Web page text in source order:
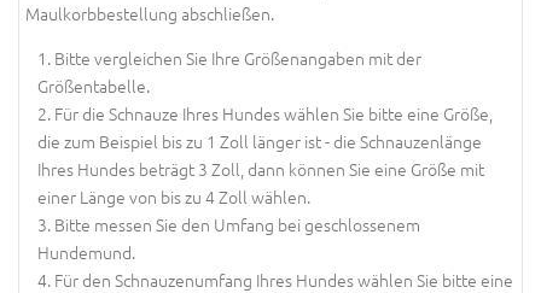
Maulkorbbestellung abschließen.
Bitte vergleichen Sie Ihre Größenangaben mit der
Größentabelle.
Für die Schnauze Ihres Hundes wählen Sie bitte eine Größe,
die zum Beispiel bis zu 1 Zoll länger ist - die Schnauzenlänge
Ihres Hundes beträgt 3 Zoll, dann können Sie eine Größe mit
einer Länge von bis zu 4 Zoll wählen.
Bitte messen Sie den Umfang bei geschlossenem
Hundemund.
Für den Schnauzenumfang Ihres Hundes wählen Sie bitte eine